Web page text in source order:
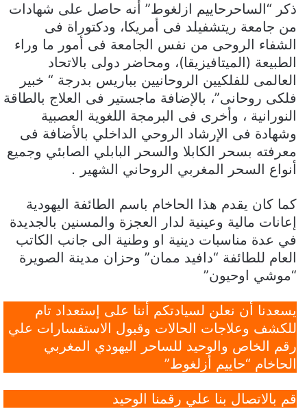
ذكر “الساحرحاييم ازلغوط” أنه حاصل على شهادات
من جامعة ريتشفيلد فى أمريكا، ودكتوراة فى
الشفاء الروحى من نفس الجامعة فى أمور ما وراء
الطبيعة (الميتافيزيقا)، ومحاضر دولى بالاتحاد
العالمى للفلكيين الروحانيين بباريس بدرجة “ خبير
فلكى روحانى”، بالإضافة ماجستير فى العلاج بالطاقة
النورانية ، وأخرى فى البرمجة اللغوية العصبية
وشهادة فى الإرشاد الروحي الداخلي بالأضافة فى
معرفته بسحر الكابلا والسحر البابلي الصابئي وجميع
أنواع السحر المغربي الروحاني الشهير .
كما كان يقدم هذا الحاخام باسم الطائفة اليهودية
إعانات مالية وعينية لدار العجزة والمسنين بالجديدة
في عدة مناسبات دينية او وطنية الى جانب الكاتب
العام للطائفة “دافيد ممان” وحزان مدينة الصويرة
“موشي اوحيون”
يسعدنا أن نعلن لسيادتكم أننا على إستعداد تام
للكشف وعلاجات الحالات وقبول الاستفسارات علي
رقم الخاص والوحيد للساحر اليهودي المغربي
الحاخام “حاييم أزلغوط”
قم بالاتصال بنا علي رقمنا الوحيد